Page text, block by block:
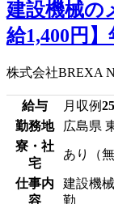
建設機械の
給1,400円
株式会社BREXA
給与 月収例
勤務地
広島県
寮・社
宅
あり（無
仕事内
容
建設機
勤